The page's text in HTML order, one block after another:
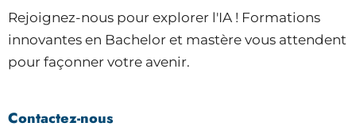
Rejoignez-nous pour explorer l'IA ! Formations
innovantes en Bachelor et mastère vous attendent
pour façonner votre avenir.
Contactez-nous